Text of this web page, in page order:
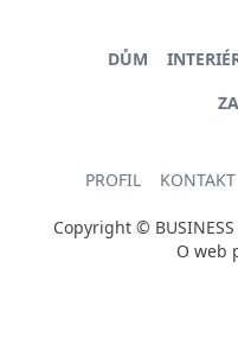
DŮM
PROFIL KONTAKT
Copyright ©